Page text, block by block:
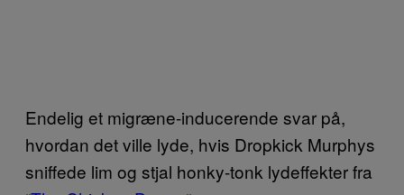
Endelig et migræne-inducerende svar på,
hvordan det ville lyde, hvis Dropkick Murphys
sniffede lim og stjal honky-tonk lydeffekter fra